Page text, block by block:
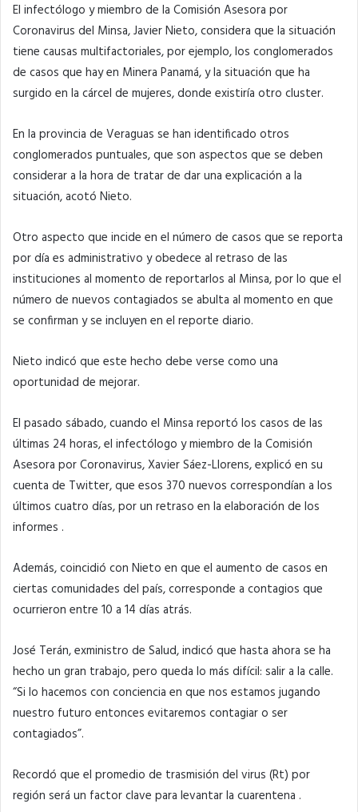
El infectólogo y miembro de la Comisión Asesora por
Coronavirus del Minsa, Javier Nieto, considera que la situación
tiene causas multifactoriales, por ejemplo, los conglomerados
de casos que hay en Minera Panamá, y la situación que ha
surgido en la cárcel de mujeres, donde existiría otro cluster.
En la provincia de Veraguas se han identificado otros
conglomerados puntuales, que son aspectos que se deben
considerar a la hora de tratar de dar una explicación a la
situación, acotó Nieto.
Otro aspecto que incide en el número de casos que se reporta
por día es administrativo y obedece al retraso de las
instituciones al momento de reportarlos al Minsa, por lo que el
número de nuevos contagiados se abulta al momento en que
se confirman y se incluyen en el reporte diario.
Nieto indicó que este hecho debe verse como una
oportunidad de mejorar.
El pasado sábado, cuando el Minsa reportó los casos de las
últimas 24 horas, el infectólogo y miembro de la Comisión
Asesora por Coronavirus, Xavier Sáez-Llorens, explicó en su
cuenta de Twitter, que esos 370 nuevos correspondían a los
últimos cuatro días, por un retraso en la elaboración de los
informes .
Además, coincidió con Nieto en que el aumento de casos en
ciertas comunidades del país, corresponde a contagios que
ocurrieron entre 10 a 14 días atrás.
José Terán, exministro de Salud, indicó que hasta ahora se ha
hecho un gran trabajo, pero queda lo más difícil: salir a la calle.
“Si lo hacemos con conciencia en que nos estamos jugando
nuestro futuro entonces evitaremos contagiar o ser
contagiados”.
Recordó que el promedio de trasmisión del virus (Rt) por
región será un factor clave para levantar la cuarentena .